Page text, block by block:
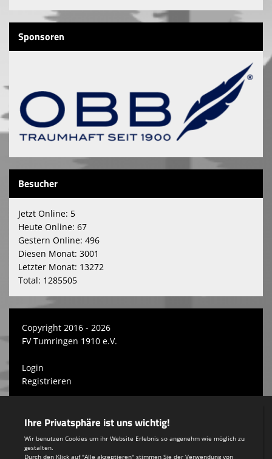
Sponsoren
Besucher
Jetzt Online: 5
Heute Online: 67
Gestern Online: 496
Diesen Monat: 3001
Letzter Monat: 13272
Total: 1285505
Copyright 2016 - 2026
FV Tumringen 1910 e.V.
Login
Registrieren
Teamsports 2
Dein Sportverein online